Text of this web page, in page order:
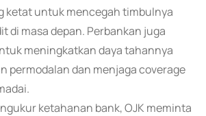
ketat untuk mencegah timbulnya
di masa depan. Perbankan juga
meningkatkan daya tahannya
permodalan dan menjaga coverage
ketahanan bank, OJK meminta